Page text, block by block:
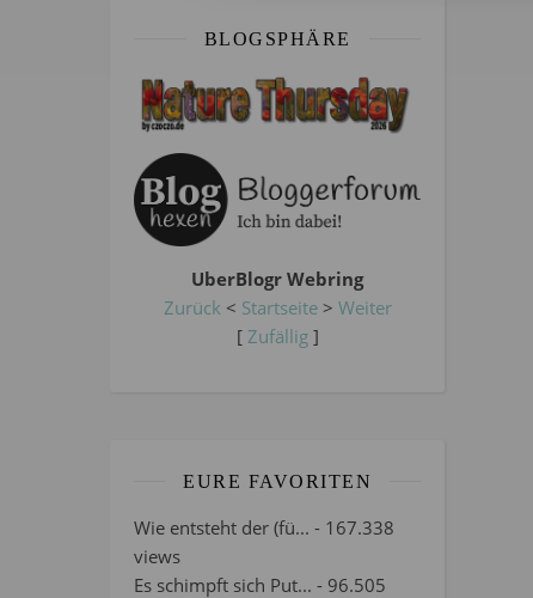
BLOGSPHÄRE
UberBlogr Webring
Zurück < Startseite> Weiter
[ Zufällig]
EURE FAVORITEN
Wie entsteht der (fü... - 167.338
views
Es schimpft sich Put... - 96.505